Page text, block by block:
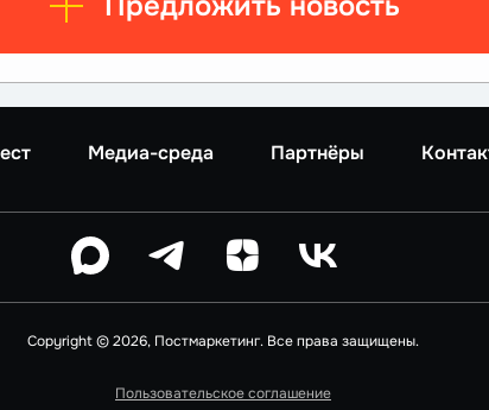
Медиа-среда Партнёры
Copyright © 2026, Постмаркетинг. Все права защищены.
Пользовательское соглашение